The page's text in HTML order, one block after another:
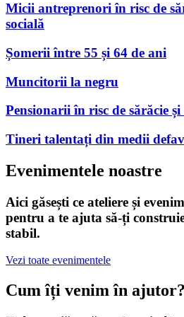
Micii antreprenori în risc de
socială
Șomerii între 55 și 64 de ani
Muncitorii la negru
Pensionarii în risc de sărăcie
Tineri talentați din medii
Evenimentele noastre
Aici găsești ce ateliere și
pentru a te ajuta să-ți
stabil.
Vezi toate evenimentele
Cum îți venim în ajutor?